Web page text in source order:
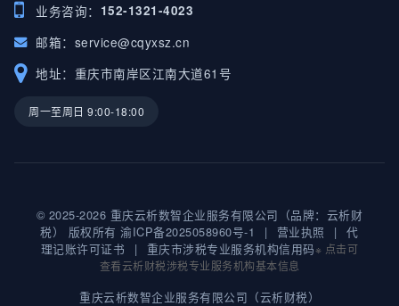
业务咨询： 152-1321-4023
邮箱： service@cqyxsz.cn
地址：重庆市南岸区江南大道61号
周一至周日 9:00-18:00
© 2025-2026 重庆云析数智企业服务有限公司（品牌：云析财
税） 版权所有渝ICP备2025058960号-1 | 营业执照 |
代
理记账许可证书
| 重庆市涉税专业服务机构信用码※ 点击可
查看云析财税涉税专业服务机构基本信息
重庆云析数智企业服务有限公司（云析财税）